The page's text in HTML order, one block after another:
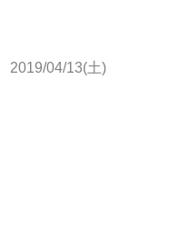
2019/04/13(土)